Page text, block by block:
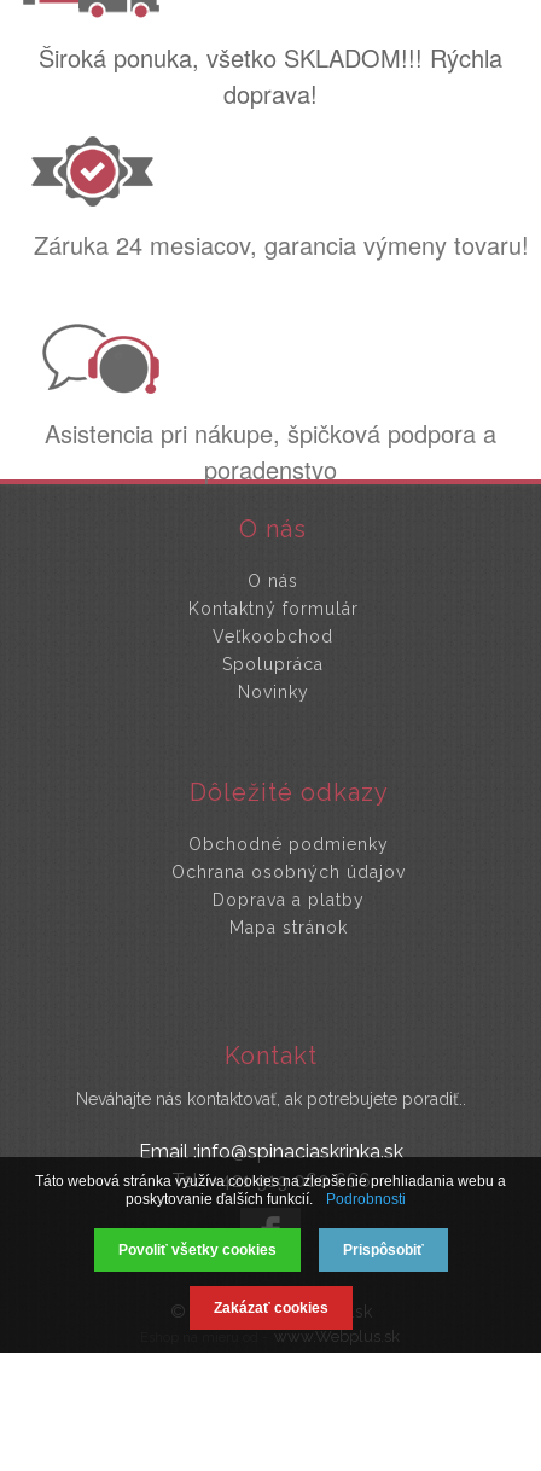
Široká ponuka, všetko SKLADOM!!! Rýchla
doprava!
Záruka 24 mesiacov, garancia výmeny tovaru!
Asistencia pri nákupe, špičková podpora a
poradenstvo
O nás
O nás
Kontaktný formulár
Veľkoobchod
Spolupráca
Novinky
Dôležité odkazy
Obchodné podmienky
Ochrana osobných údajov
Doprava a platby
Mapa stránok
Kontakt
Neváhajte nás kontaktovať, ak potrebujete poradiť..
Email :info@spinaciaskrinka.sk
Tel : +421 919 060 666
© 2019 SpinaciaSkrinka.sk
www.Webplus.sk
Táto webová stránka využíva cookies na zlepšenie prehliadania webu a
poskytovanie ďalších funkcií.
Podrobnosti
Povoliť všetky cookies Prispôsobiť
Zakázať cookies